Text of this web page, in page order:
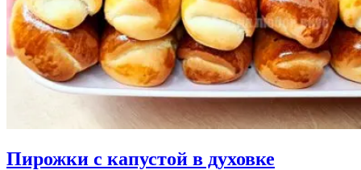
Пирожки с капустой в духовке